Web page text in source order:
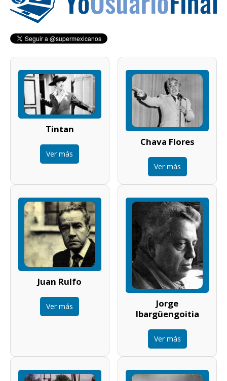
Tintan
Ver más
Chava Flores
Ver más
Juan Rulfo
Ver más
Jorge
Ibargüengoitia
Ver más